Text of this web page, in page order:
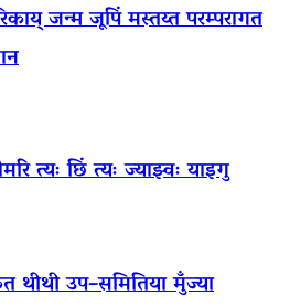
जन्म जूपिं मस्तय्त परम्परागत
त्यः छिं त्यः ज्याझ्वः याइगु
थीथी उप–समितिया मुँज्या